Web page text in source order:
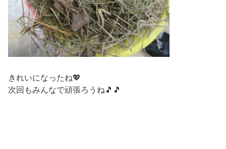
きれいになったね💖
次回もみんなで頑張ろうね🎵🎵